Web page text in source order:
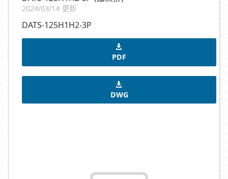
2024/03/14 更新
DATS-125H1H2-3P
PDF
DWG